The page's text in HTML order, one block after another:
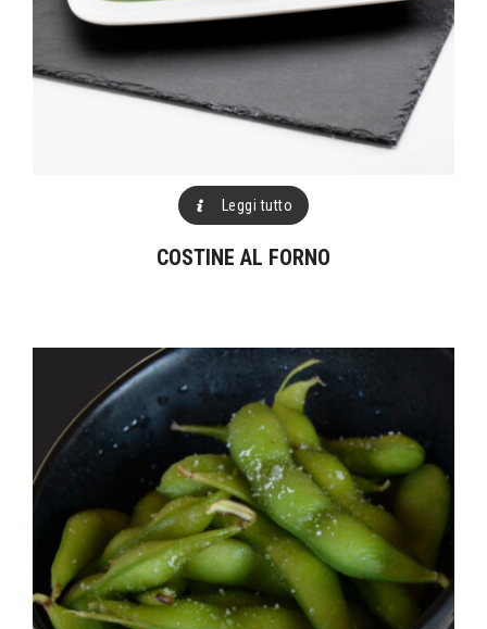
Leggi tutto
COSTINE AL FORNO